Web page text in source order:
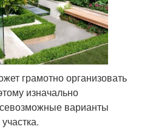
грамотно организовать
изначально
варианты